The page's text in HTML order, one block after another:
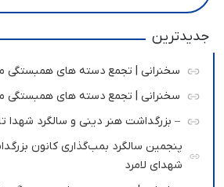
جدیدترین
سخنرانی | تجمع دسته های همبستگی
سخنرانی | تجمع دسته های همبستگی
– بزرگداشت هنر دینی و سالگرد شهدا
پنجمین سالگرد بمب‌گذاری کانون
شهدای لامرد